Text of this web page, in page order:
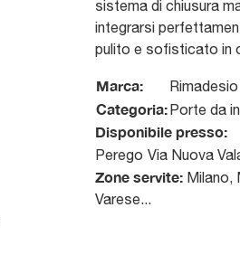
sistema di chiusura
integrarsi
pulito e sofisticato in
Marca: Rimadesio
Categoria:Porte da
Disponibile presso:
Perego Via Nuova
Zone servite: Milano,
Varese...